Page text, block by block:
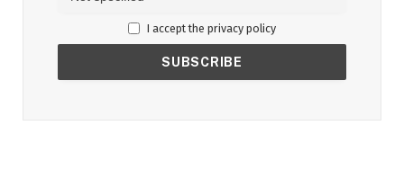
I accept the privacy policy